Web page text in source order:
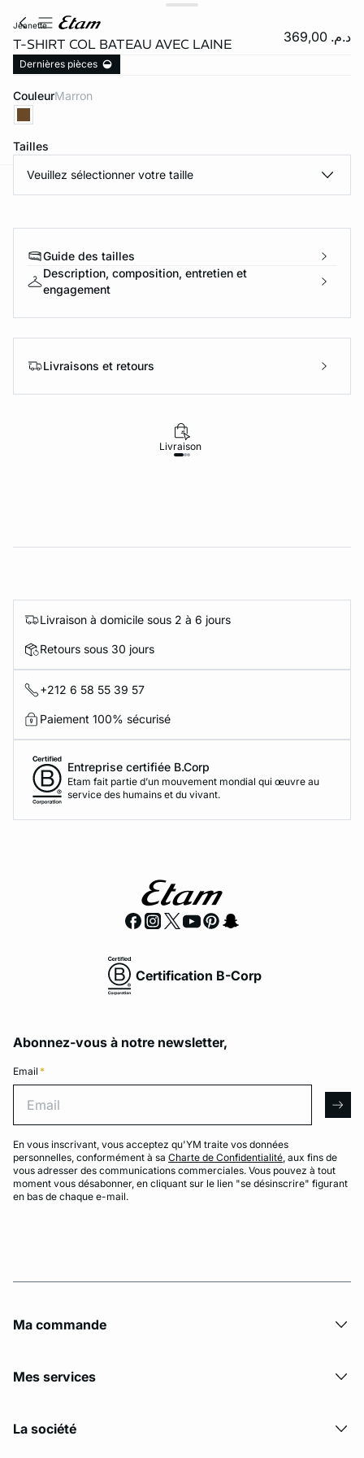
jeanette
T-SHIRT COL BATEAU AVEC LAINE د.م. 369,00
Dernières pièces
Couleur marron
Tailles
Veuillez sélectionner votre taille
Guide des tailles
Description, composition, entretien et
engagement
Livraisons et retours
Livraison
Livraison à domicile sous 2 à 6 jours
Retours sous 30 jours
+212 6 58 55 39 57
Paiement 100% sécurisé
Entreprise certifiée B.Corp
Etam fait partie d’un mouvement mondial qui œuvre au
service des humains et du vivant.
Certification B-Corp
Abonnez-vous à notre newsletter,
Email *
En vous inscrivant, vous acceptez qu'YM traite vos données
personnelles, conformément à sa Charte de Confidentialité, aux fins de
vous adresser des communications commerciales. Vous pouvez à tout
moment vous désabonner, en cliquant sur le lien "se désinscrire" figurant
en bas de chaque e-mail.
Ma commande
Mes services
La société